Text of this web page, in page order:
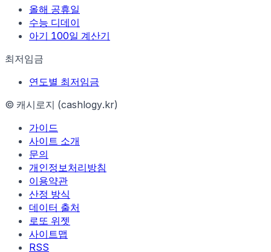
올해 공휴일
수능 디데이
아기 100일 계산기
최저임금
연도별 최저임금
© 캐시로지 (cashlogy.kr)
가이드
사이트 소개
문의
개인정보처리방침
이용약관
산정 방식
데이터 출처
로또 위젯
사이트맵
RSS